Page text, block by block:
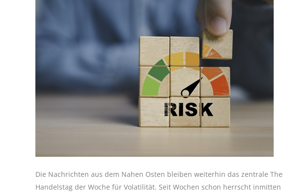
Die Nachrichten aus dem Nahen Osten bleiben weiterhin das zentrale
Handelstag der Woche für Volatilität. Seit Wochen schon herrscht